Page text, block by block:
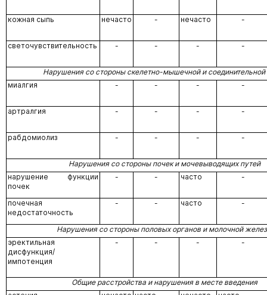
кожная сыпь нечасто - нечасто -
светочувствительность - - - -
Нарушения со стороны скелетно-мышечной и соединительной
миалгия
- - - -
артралгия - - - -
рабдомиолиз - - - -
Нарушения со стороны почек и мочевыводящих путей
нарушение функции
почек
- - часто -
почечная
недостаточность
- - часто -
Нарушения со стороны половых органов и молочной
эректильная
дисфункция/
импотенция
- - - -
Общие расстройства и нарушения в месте введения